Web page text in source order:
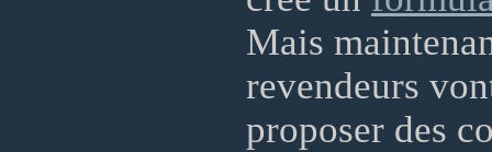
Mais
revendeurs
proposer des